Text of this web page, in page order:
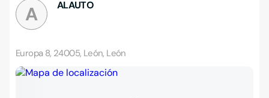
A ALAUTO
Europa 8, 24005, León, León